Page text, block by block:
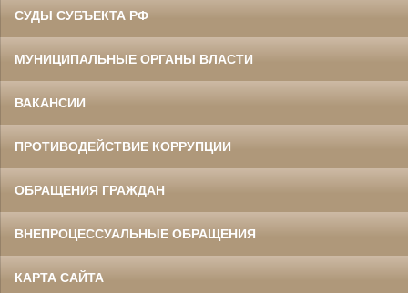
СУДЫ СУБЪЕКТА РФ
МУНИЦИПАЛЬНЫЕ ОРГАНЫ ВЛАСТИ
ВАКАНСИИ
ПРОТИВОДЕЙСТВИЕ КОРРУПЦИИ
ОБРАЩЕНИЯ ГРАЖДАН
ВНЕПРОЦЕССУАЛЬНЫЕ ОБРАЩЕНИЯ
КАРТА САЙТА